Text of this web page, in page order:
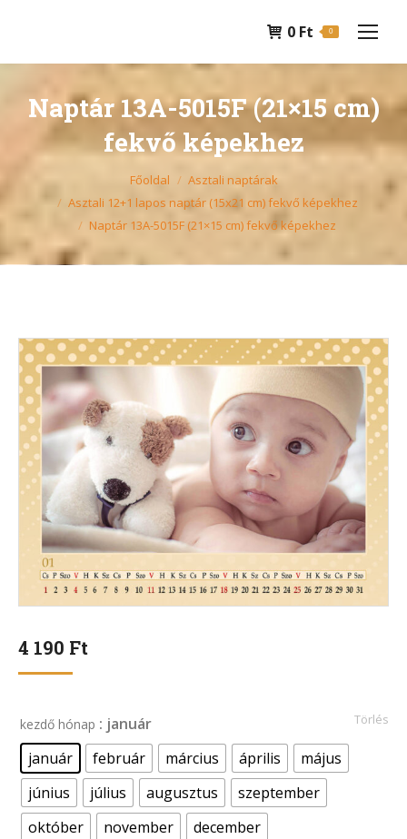
0 Ft 0
Naptár 13A-5015F (21×15 cm)
fekvő képekhez
Főoldal
Asztali naptárak
Asztali 12+1 lapos naptár (15x21 cm) fekvő képekhez
Naptár 13A-5015F (21×15 cm) fekvő képekhez
4 190 Ft
kezdő hónap : január
január
február március április
május
június
július augusztus
szeptember
október
november december
Törlés